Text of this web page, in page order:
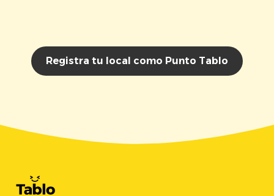
Registra tu local como Punto Tablo